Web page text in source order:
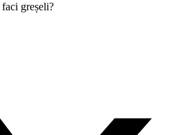
greșeli?